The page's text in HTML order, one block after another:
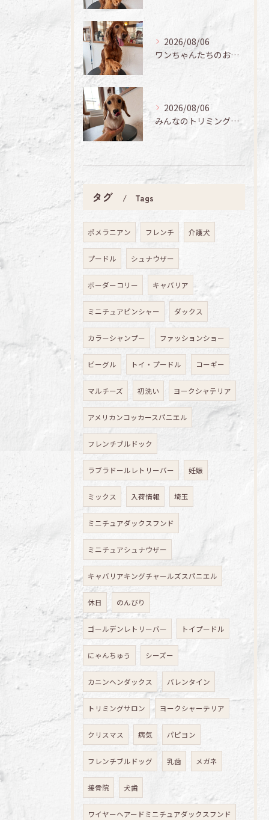
2026/08/06
ワンちゃんたちのお手入れ日記🐶✨
2026/08/06
みんなのトリミング日記🌟
タグ Tags
ポメラニアン フレンチ 介護犬
プードル シュナウザー
ボーダーコリー キャバリア
ミニチュアピンシャー ダックス
カラーシャンプー ファッションショー
ビーグル トイ・プードル コーギー
マルチーズ 初洗い ヨークシャテリア
アメリカンコッカースパニエル
フレンチブルドック
ラブラドールレトリーバー 妊娠
ミックス 入荷情報 埼玉
ミニチュアダックスフンド
ミニチュアシュナウザー
キャバリアキングチャールズスパニエル
休日 のんびり
ゴールデンレトリーバー トイプードル
にゃんちゅう シーズー
カニンヘンダックス バレンタイン
トリミングサロン ヨークシャーテリア
クリスマス 病気 パピヨン
フレンチブルドッグ 乳歯 メガネ
接骨院 犬歯
ワイヤーヘアードミニチュアダックスフンド